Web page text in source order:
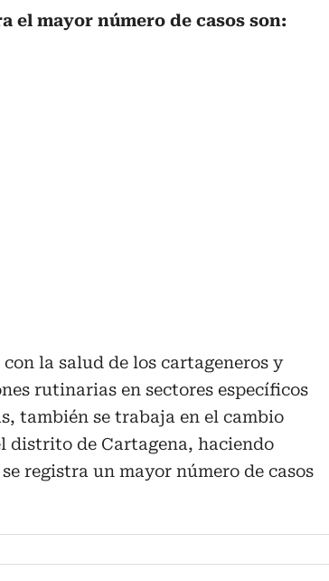
el mayor número de casos son:
la salud de los cartageneros y
rutinarias en sectores específicos
también se trabaja en el cambio
distrito de Cartagena, haciendo
registra un mayor número de casos